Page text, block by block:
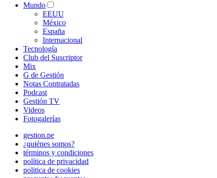
Mundo
EEUU
México
España
Internacional
Tecnología
Club del Suscriptor
Mix
G de Gestión
Notas Contratadas
Podcast
Gestión TV
Videos
Fotogalerías
gestion.pe
¿quiénes somos?
términos y condiciones
política de privacidad
politica de cookies